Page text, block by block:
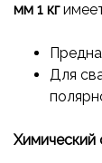
мм 1 кг
Для
Химический